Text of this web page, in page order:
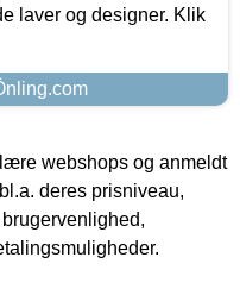
laver og designer. Klik
webshops og anmeldt
deres prisniveau,